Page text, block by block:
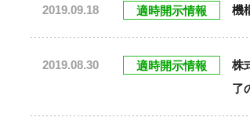
2019.09.18 適時開示情報 機
2019.08.30 適時開示情報
株
了